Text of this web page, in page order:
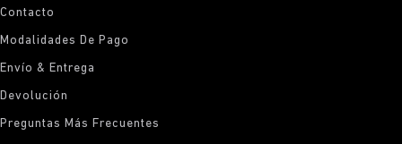
Contacto
Modalidades De Pago
Envío & Entrega
Devolución
Preguntas Más Frecuentes